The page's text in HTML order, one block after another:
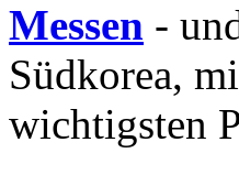
Messen -
Südkorea,
wichtigsten